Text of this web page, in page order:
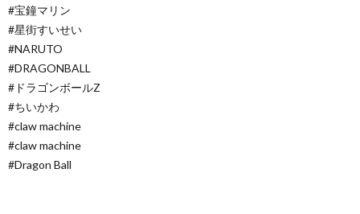
#宝鐘マリン
#星街すいせい
#NARUTO
#DRAGONBALL
#ドラゴンボールZ
#ちいかわ
#claw machine
#claw machine
#Dragon Ball